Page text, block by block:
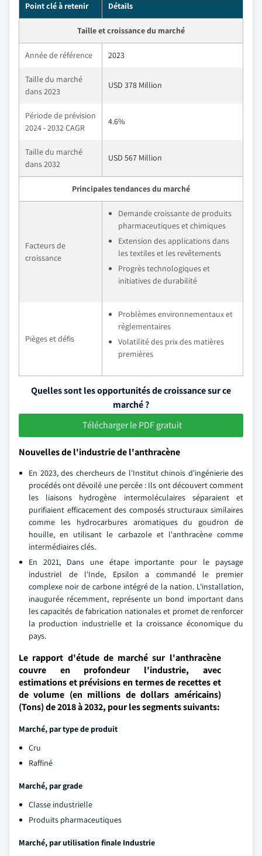
Point clé à retenir Détails
Taille et croissance du marché
Année de référence 2023
Taille du marché
dans 2023
USD 378 Million
Période de prévision
2024 - 2032 CAGR
4.6%
Taille du marché
dans 2032
USD 567 Million
Principales tendances du marché
Facteurs de
croissance
Demande croissante de produits
pharmaceutiques et chimiques
Extension des applications dans
les textiles et les revêtements
Progrès technologiques et
initiatives de durabilité
Pièges et défis
Problèmes environnementaux et
réglementaires
Volatilité des prix des matières
premières
Quelles sont les opportunités de croissance sur ce
marché ?
Télécharger le PDF gratuit
Nouvelles de l'industrie de l'anthracène
En 2023, des chercheurs de l'Institut chinois d'ingénierie des
procédés ont dévoilé une percée : Ils ont découvert comment
les liaisons hydrogène intermoléculaires séparaient et
purifiaient efficacement des composés structuraux similaires
comme les hydrocarbures aromatiques du goudron de
houille, en utilisant le carbazole et l'anthracène comme
intermédiaires clés.
En 2021, Dans une étape importante pour le paysage
industriel de l'Inde, Epsilon a commandé le premier
complexe noir de carbone intégré de la nation. L'installation,
inaugurée récemment, représente un bond important dans
les capacités de fabrication nationales et promet de renforcer
la production industrielle et la croissance économique du
pays.
Le rapport d'étude de marché sur l'anthracène
couvre en profondeur l'industrie, avec
estimations et prévisions en termes de recettes et
de volume (en millions de dollars américains)
(Tons) de 2018 à 2032, pour les segments suivants:
Marché, par type de produit
Cru
Raffiné
Marché, par grade
Classe industrielle
Produits pharmaceutiques
Marché, par utilisation finale Industrie